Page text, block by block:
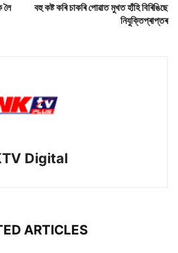
লৈ
বহু কষ্ট কৰি চাকৰি পোৱাত মুখত হাঁহি বিৰিঙিছে
নিযুক্তিপ্ৰাপ্তৰ
Digital
ARTICLES